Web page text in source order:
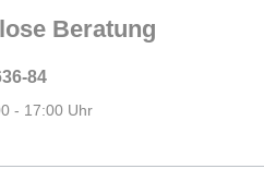
Beratung
84
- 17:00 Uhr